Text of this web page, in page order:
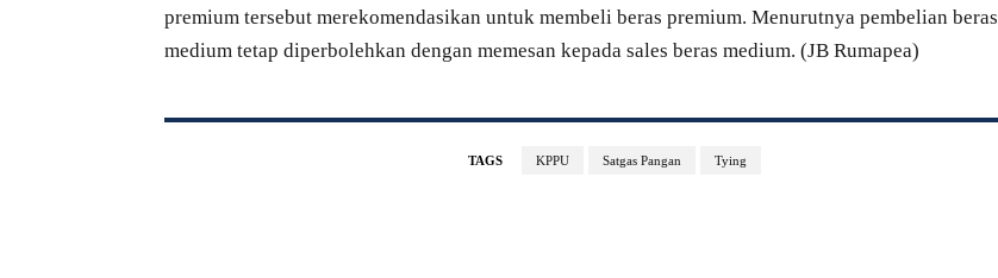
premium tersebut merekomendasikan untuk membeli beras premium. Menurutnya pembelian beras
medium tetap diperbolehkan dengan memesan kepada sales beras medium. (JB Rumapea)
TAGS KPPU Satgas Pangan Tying